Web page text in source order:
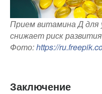
Прием витамина Д
снижает риск
Фото:https://
Заключение